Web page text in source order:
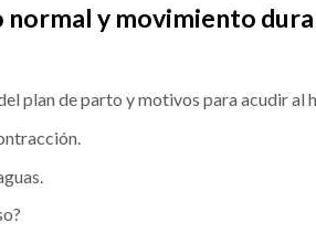
normal y movimiento
plan de parto y motivos para acudir al